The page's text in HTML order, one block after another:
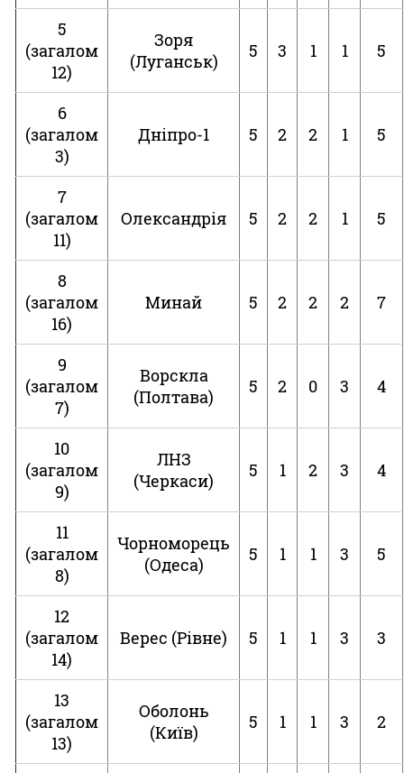
5
(загалом
12)
Зоря
(Луганськ)
5 3 1 1 5
6
(загалом
3)
Дніпро-1 5 2 2 1 5
7
(загалом
11)
Олександрія 5 2 2 1 5
8
(загалом
16)
Минай 5 2 2 2 7
9
(загалом
7)
Ворскла
(Полтава)
5 2 0 3 4
10
(загалом
9)
ЛНЗ
(Черкаси)
5 1 2 3 4
11
(загалом
8)
Чорноморець
(Одеса)
5 1 1 3 5
12
(загалом
14)
Верес (Рівне) 5 1 1 3 3
13
(загалом
13)
Оболонь
(Київ)
5 1 1 3 2